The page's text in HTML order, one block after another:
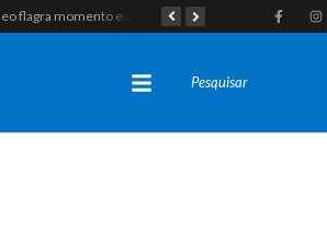
Vídeo flagra momento em que fugitivo de Alcaçuz pede carona na Lagoa do Bonfim antes de ser recapturado pela Polícia Penal Tragédia em Felipe Guerra: Adolescente de 16 anos morre após colidir moto em enchedeira na avenida principal